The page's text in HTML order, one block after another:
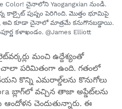
Color! చైనాలోని Yaogangxian నుండి.
కాల్సైట్ పుష్పం పెరిగింది. మొత్తం భూమిపై
అవి కూడా చైనాలో మాత్రమే కనుగొనబడ్డాయి.
కళాఖండం. @James Elliott
మంచి ఉద్దేశ్యంతో
చాలా పరిమితంగా ఉంది. గతంలో
కొన్ని ఎమరాల్డ్‌లను కొనుగోలు
బ్లాగ్‌లో వచ్చిన తాజా అప్డేట్‌లను
ఆందోళన చెందుతున్నారు. ఈ